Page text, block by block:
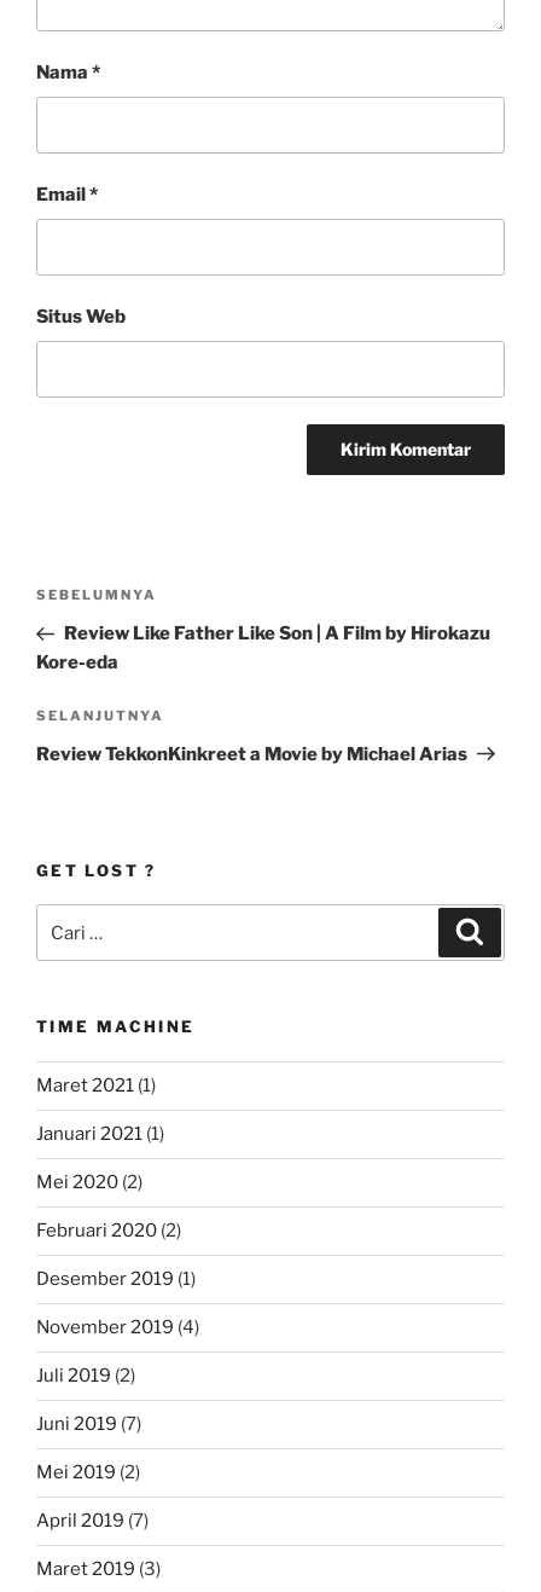
Nama *
Email*
Situs Web
Navigasi
Pos
Sebelumnya
SEBELUMNYA
Review Like Father Like Son | A Film by Hirokazu
Kore-eda
Pos
Selanjutnya
SELANJUTNYA
Review TekkonKinkreet a Movie by Michael Arias
GET LOST ?
untuk:
TIME MACHINE
Maret 2021 (1)
Januari 2021 (1)
Mei 2020 (2)
Februari 2020 (2)
Desember 2019 (1)
November 2019 (4)
Juli 2019 (2)
Juni 2019 (7)
Mei 2019 (2)
April 2019 (7)
Maret 2019 (3)